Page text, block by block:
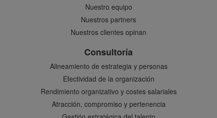
Nuestro equipo
Nuestros partners
Nuestros clientes opinan
Consultoría
Alineamiento de estrategia y personas
Efectividad de la organización
Rendimiento organizativo y costes salariales
Atracción, compromiso y pertenencia